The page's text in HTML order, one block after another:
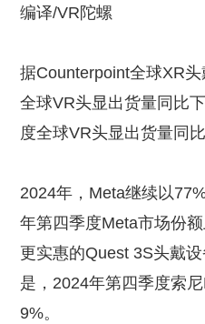
编译/VR陀螺
据Counterpoint全球XR
全球VR头显出货量同比
度全球VR头显出货量同比
2024年，Meta继续以
年第四季度Meta市场份
更实惠的Quest 3S头戴
是，2024年第四季度索
9%。